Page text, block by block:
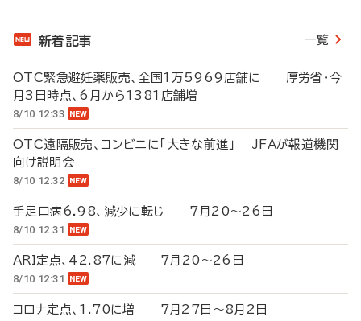
新着記事 一覧
OTC緊急避妊薬販売、全国1万5969店舗に 厚労省・今
月3日時点、6月から1381店舗増
8/10 12:33
OTC遠隔販売、コンビニに「大きな前進」 JFAが報道機関
向け説明会
8/10 12:32
手足口病6.98、減少に転じ 7月20～26日
8/10 12:31
ARI定点、42.87に減 7月20～26日
8/10 12:31
コロナ定点、1.70に増 7月27日～8月2日